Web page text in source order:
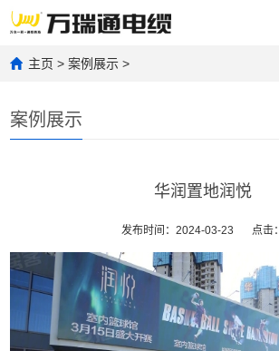
主页 >案例展示 >
案例展示
华润置地润悦
发布时间：2024-03-23 点击：